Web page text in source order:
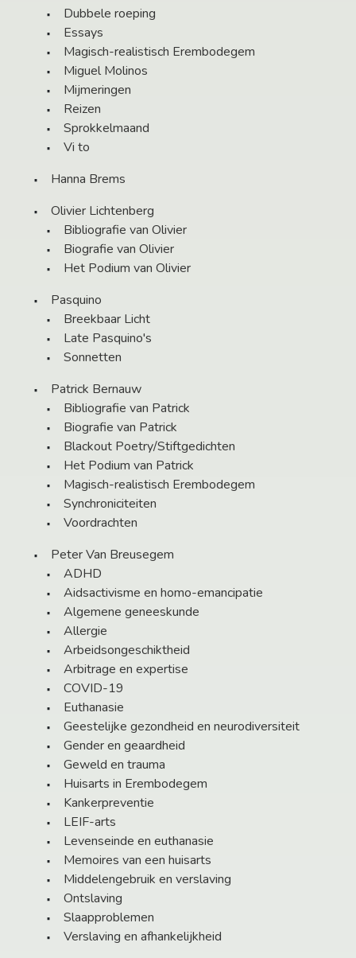
Dubbele roeping
Essays
Magisch-realistisch Erembodegem
Miguel Molinos
Mijmeringen
Reizen
Sprokkelmaand
Vi to
Hanna Brems
Olivier Lichtenberg
Bibliografie van Olivier
Biografie van Olivier
Het Podium van Olivier
Pasquino
Breekbaar Licht
Late Pasquino's
Sonnetten
Patrick Bernauw
Bibliografie van Patrick
Biografie van Patrick
Blackout Poetry/Stiftgedichten
Het Podium van Patrick
Magisch-realistisch Erembodegem
Synchroniciteiten
Voordrachten
Peter Van Breusegem
ADHD
Aidsactivisme en homo-emancipatie
Algemene geneeskunde
Allergie
Arbeidsongeschiktheid
Arbitrage en expertise
COVID-19
Euthanasie
Geestelijke gezondheid en neurodiversiteit
Gender en geaardheid
Geweld en trauma
Huisarts in Erembodegem
Kankerpreventie
LEIF-arts
Levenseinde en euthanasie
Memoires van een huisarts
Middelengebruik en verslaving
Ontslaving
Slaapproblemen
Verslaving en afhankelijkheid